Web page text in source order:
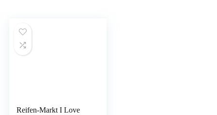
Reifen-Markt I Love